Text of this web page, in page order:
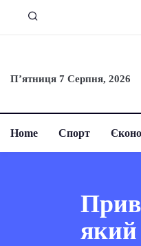
П’ятниця 7 Серпня, 2026
Home Спорт
який